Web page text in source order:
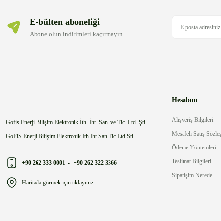
E-bülten aboneliği
Abone olun indirimleri kaçırmayın.
Gofis Enerji Bilişim Elektronik İth. İhr. San. ve Tic. Ltd. Şti.
GoFiS Enerji Bilişim Elektronik Ith.Ihr.San.Tic.Ltd.Sti.
+90 262 333 0001 - +90 262 322 3366
Haritada görmek için tıklayınız
Hesabım
Alışveriş Bilgileri
Mesafeli Satış
Ödeme Yöntemleri
Teslimat Bilgileri
Siparişim Nerede